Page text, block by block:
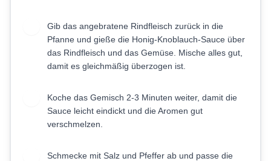
Gib das angebratene Rindfleisch zurück in die
Pfanne und gieße die Honig-Knoblauch-Sauce über
das Rindfleisch und das Gemüse. Mische alles gut,
damit es gleichmäßig überzogen ist.
Koche das Gemisch 2-3 Minuten weiter, damit die
Sauce leicht eindickt und die Aromen gut
verschmelzen.
Schmecke mit Salz und Pfeffer ab und passe die